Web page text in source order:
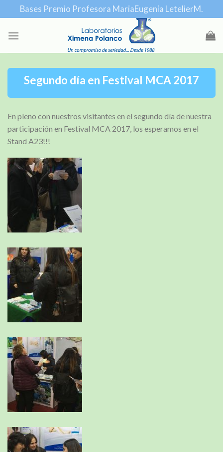
to
content
Bases Premio Profesora MariaEugenia LetelierM.
Segundo día en Festival MCA 2017
En pleno con nuestros visitantes en el segundo día de nuestra
participación en Festival MCA 2017, los esperamos en el
Stand A23!!!